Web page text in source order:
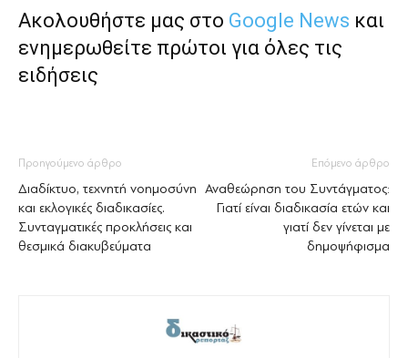
Ακολουθήστε μας στο Google News και
ενημερωθείτε πρώτοι για όλες τις
ειδήσεις
Προηγούμενο άρθρο
Διαδίκτυο, τεχνητή νοημοσύνη
και εκλογικές διαδικασίες.
Συνταγματικές προκλήσεις και
θεσμικά διακυβεύματα
Επόμενο άρθρο
Αναθεώρηση του Συντάγματος:
Γιατί είναι διαδικασία ετών και
γιατί δεν γίνεται με
δημοψήφισμα